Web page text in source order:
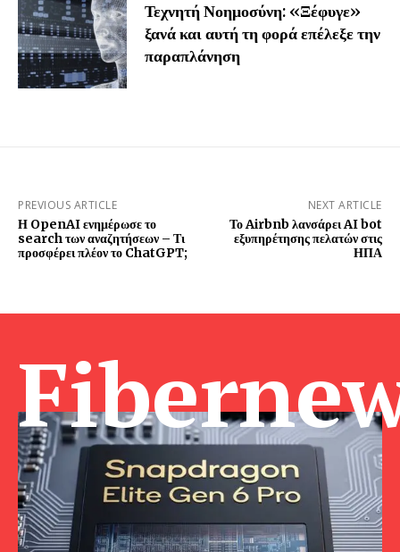
Τεχνητή Νοημοσύνη: «Ξέφυγε»
ξανά και αυτή τη φορά επέλεξε την
παραπλάνηση
PREVIOUS ARTICLE
Η OpenAI ενημέρωσε το
search των αναζητήσεων – Τι
προσφέρει πλέον το ChatGPT;
NEXT ARTICLE
Το Airbnb λανσάρει AI bot
εξυπηρέτησης πελατών στις
ΗΠΑ